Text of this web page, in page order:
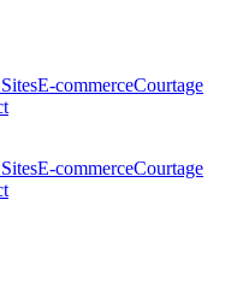
E-commerceCourtage
E-commerceCourtage